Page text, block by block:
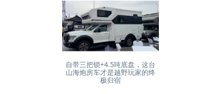
自带三把锁+4.5吨底盘，这台
山海炮房车才是越野玩家的终
极归宿